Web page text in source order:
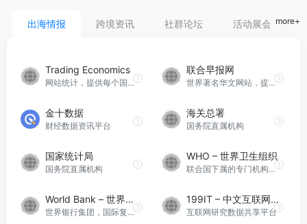
出海情报 跨境资讯 社群论坛 活动展会 more+
Trading Economics
网站统计，提供每个国家经济的历史序列、统计数据、预测和新闻。
联合早报网
世界著名华文网站，提供包括新闻在内的综合网络资讯服务
金十数据
财经数据资讯平台
海关总署
国务院直属机构
国家统计局
国务院直属机构
WHO – 世界卫生组织
联合国下属的专门机构，宗旨是使全世界人民获得尽可能高水平的健康
World Bank – 世界银行
世界银行集团，国际复兴开发银行，联合国专门机构。
199IT – 中文互联网数据研究资讯中心
互联网研究数据共享平台